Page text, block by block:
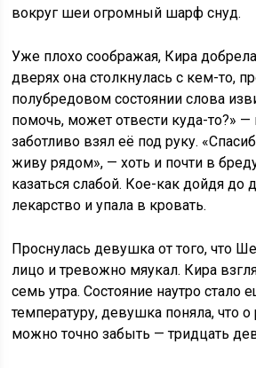
вокруг шеи огромный шарф снуд.
Уже плохо соображая, Кира
дверях она столкнулась с кем-то,
полубредовом состоянии слова
помочь, может отвести куда-то?»
заботливо взял её под руку.
живу рядом», — хоть и почти в
казаться слабой. Кое-как дойдя до
лекарство и упала в кровать.
Проснулась девушка от того, что
лицо и тревожно мяукал. Кира
семь утра. Состояние наутро
температуру, девушка поняла, что о
можно точно забыть — тридцать